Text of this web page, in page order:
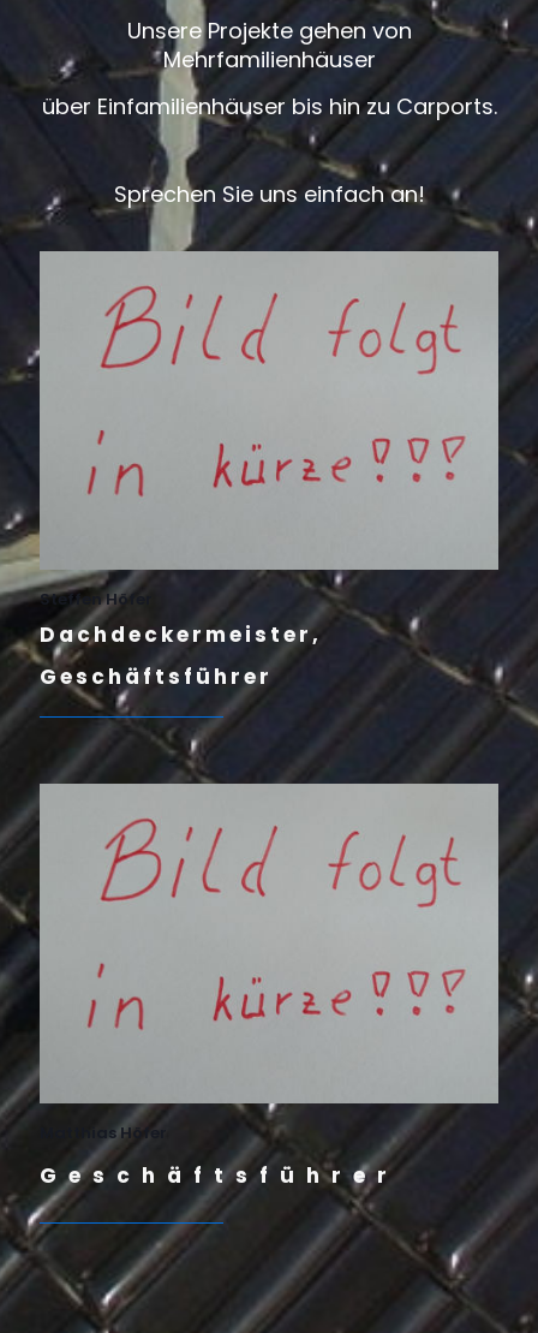
Unsere Projekte gehen von
Mehrfamilienhäuser
über Einfamilienhäuser bis hin zu Carports.
Sprechen Sie uns einfach an!
Steffen Höfer
Dachdeckermeister,
Geschäftsführer
Matthias Höfer
Geschäftsführer